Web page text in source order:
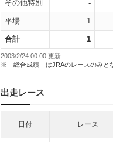
その他特別 -
平場 1
合計 1
2003/2/24 00:00 更新
※「総合成績」はJRAのレースのみと
出走レース
日付 レース